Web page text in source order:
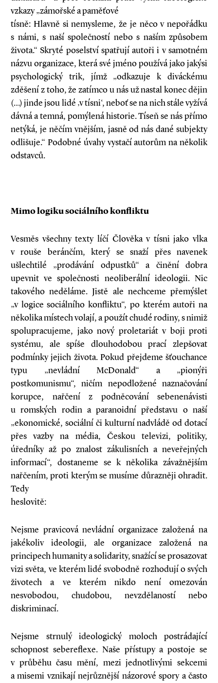
vzkazy „zámořské a paměťové
tísně: Hlavně si nemysleme, že je něco v nepořádku
s námi, s naší společností nebo s naším způsobem
života.“ Skryté poselství spatřují autoři i v samotném
názvu organizace, která své jméno používá jako jakýsi
psychologický trik, jímž „odkazuje k diváckému
zděšení z toho, že zatímco u nás už nastal konec dějin
(…) jinde jsou lidé ‚v tísni‘, neboť se na nich stále vyžívá
dávná a temná, pomýlená historie. Tíseň se nás přímo
netýká, je něčím vnějším, jasně od nás dané subjekty
odlišuje.“ Podobné úvahy vystačí autorům na několik
odstavců.
Mimo logiku sociálního konfliktu
Vesměs všechny texty líčí Člověka v tísni jako vlka
v rouše beránčím, který se snaží přes navenek
ušlechtilé „prodávání odpustků“ a činění dobra
upevnit ve společnosti neoliberální ideologii. Nic
takového neděláme. Jistě ale nechceme přemýšlet
„v logice sociálního konfliktu“, po kterém autoři na
několika místech volají, a použít chudé rodiny, s nimiž
spolupracujeme, jako nový proletariát v boji proti
systému, ale spíše dlouhodobou prací zlepšovat
podmínky jejich života. Pokud přejdeme šťouchance
typu „nevládní McDonald“ a „pionýři
postkomunismu“, ničím nepodložené naznačování
korupce, nařčení z podněcování sebenenávisti
u romských rodin a paranoidní představu o naší
„ekonomické, sociální či kulturní nadvládě od dotací
přes vazby na média, Českou televizi, politiky,
úředníky až po znalost zákulisních a neveřejných
informací“, dostaneme se k několika závažnějším
nařčením, proti kterým se musíme důrazněji ohradit.
Tedy
heslovitě:
Nejsme pravicová nevládní organizace založená na
jakékoliv ideologii, ale organizace založená na
principech humanity a solidarity, snažící se prosazovat
vizi světa, ve kterém lidé svobodně rozhodují o svých
životech a ve kterém nikdo není omezován
nesvobodou, chudobou, nevzdělaností nebo
diskriminací.
Nejsme strnulý ideologický moloch postrádající
schopnost sebereflexe. Naše přístupy a postoje se
v průběhu času mění, mezi jednotlivými sekcemi
a misemi vznikají nejrůznější názorové spory a často